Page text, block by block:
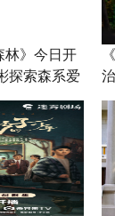
林》今日开
探索森系爱